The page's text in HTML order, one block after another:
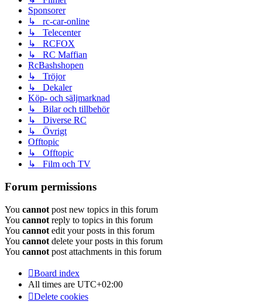
Sponsorer
↳ rc-car-online
↳ Telecenter
↳ RCFOX
↳ RC Maffian
RcBashshopen
↳ Tröjor
↳ Dekaler
Köp- och säljmarknad
↳ Bilar och tillbehör
↳ Diverse RC
↳ Övrigt
Offtopic
↳ Offtopic
↳ Film och TV
Forum permissions
You cannot post new topics in this forum
You cannot reply to topics in this forum
You cannot edit your posts in this forum
You cannot delete your posts in this forum
You cannot post attachments in this forum
Board index
All times are UTC+02:00
Delete cookies